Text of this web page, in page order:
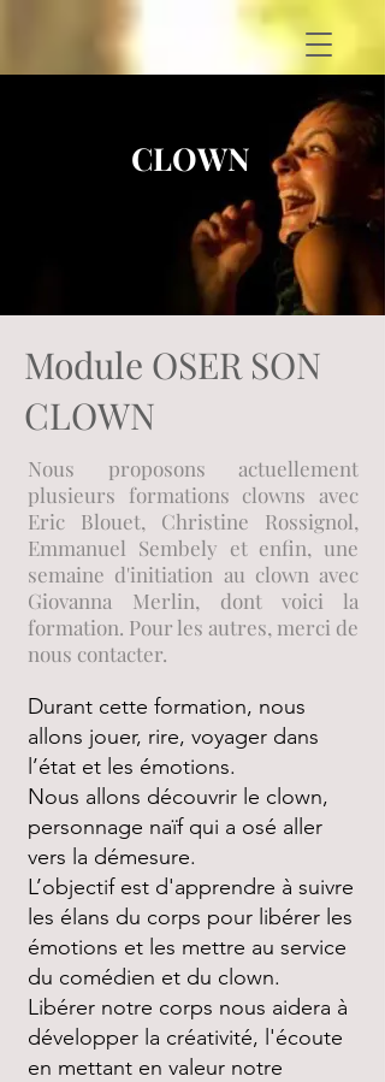
CLOWN
Module OSER SON
CLOWN
Nous proposons actuellement
plusieurs formations clowns avec
Eric Blouet, Christine Rossignol,
Emmanuel Sembely et enfin, une
semaine d'initiation au clown avec
Giovanna Merlin, dont voici la
formation. Pour les autres, merci de
nous contacter.
Durant cette formation, nous
allons jouer, rire, voyager dans
l’état et les émotions.
Nous allons découvrir le clown,
personnage naïf qui a osé aller
vers la démesure.
L’objectif est d'apprendre à suivre
les élans du corps pour libérer les
émotions et les mettre au service
du comédien et du clown.
Libérer notre corps nous aidera à
développer la créativité, l'écoute
en mettant en valeur notre